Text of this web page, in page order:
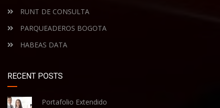
RUNT DE CONSULTA
PARQUEADEROS BOGOTA
HABEAS DATA
RECENT POSTS
Portafolio Extendido